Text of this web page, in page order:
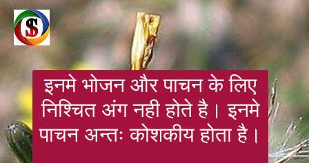
इनमे भोजन और पाचन के लिए
निश्चित अंग नही होते है। इनमे
पाचन अन्तः कोशकीय होता है।